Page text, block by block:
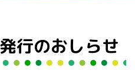
行のおしらせ